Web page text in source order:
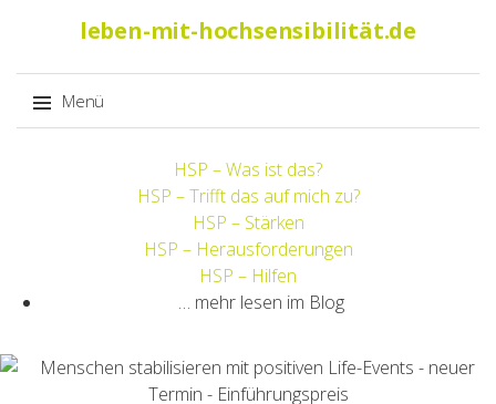
leben-mit-hochsensibilität.de
Menü
HSP – Was ist das?
HSP – Trifft das auf mich zu?
HSP – Stärken
HSP – Herausforderungen
HSP – Hilfen
… mehr lesen im Blog